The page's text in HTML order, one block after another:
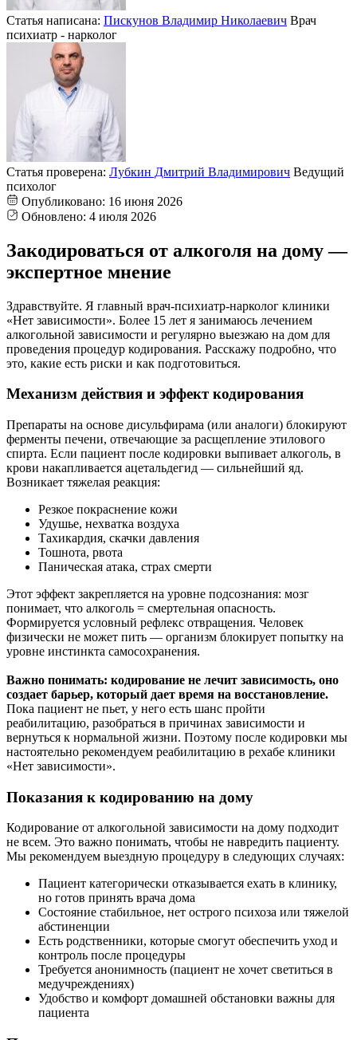
Статья написана: Пискунов Владимир Николаевич Врач
психиатр - нарколог
Статья проверена: Лубкин Дмитрий Владимирович Ведущий
психолог
Опубликовано: 16 июня 2026
Обновлено: 4 июля 2026
Закодироваться от алкоголя на дому —
экспертное мнение
Здравствуйте. Я главный врач-психиатр-нарколог клиники
«Нет зависимости». Более 15 лет я занимаюсь лечением
алкогольной зависимости и регулярно выезжаю на дом для
проведения процедур кодирования. Расскажу подробно, что
это, какие есть риски и как подготовиться.
Механизм действия и эффект кодирования
Препараты на основе дисульфирама (или аналоги) блокируют
ферменты печени, отвечающие за расщепление этилового
спирта. Если пациент после кодировки выпивает алкоголь, в
крови накапливается ацетальдегид — сильнейший яд.
Возникает тяжелая реакция:
Резкое покраснение кожи
Удушье, нехватка воздуха
Тахикардия, скачки давления
Тошнота, рвота
Паническая атака, страх смерти
Этот эффект закрепляется на уровне подсознания: мозг
понимает, что алкоголь = смертельная опасность.
Формируется условный рефлекс отвращения. Человек
физически не может пить — организм блокирует попытку на
уровне инстинкта самосохранения.
Важно понимать: кодирование не лечит зависимость, оно
создает барьер, который дает время на восстановление.
Пока пациент не пьет, у него есть шанс пройти
реабилитацию, разобраться в причинах зависимости и
вернуться к нормальной жизни. Поэтому после кодировки мы
настоятельно рекомендуем реабилитацию в рехабе клиники
«Нет зависимости».
Показания к кодированию на дому
Кодирование от алкогольной зависимости на дому подходит
не всем. Это важно понимать, чтобы не навредить пациенту.
Мы рекомендуем выездную процедуру в следующих случаях:
Пациент категорически отказывается ехать в клинику,
но готов принять врача дома
Состояние стабильное, нет острого психоза или тяжелой
абстиненции
Есть родственники, которые смогут обеспечить уход и
контроль после процедуры
Требуется анонимность (пациент не хочет светиться в
медучреждениях)
Удобство и комфорт домашней обстановки важны для
пациента